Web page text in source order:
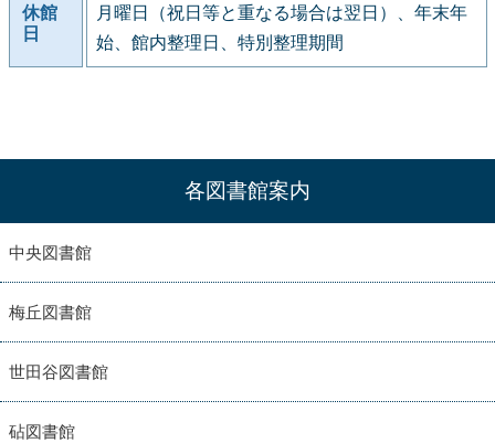
休館
日
月曜日（祝日等と重なる場合は翌日）、年末年
始、館内整理日、特別整理期間
各図書館案内
中央図書館
梅丘図書館
世田谷図書館
砧図書館